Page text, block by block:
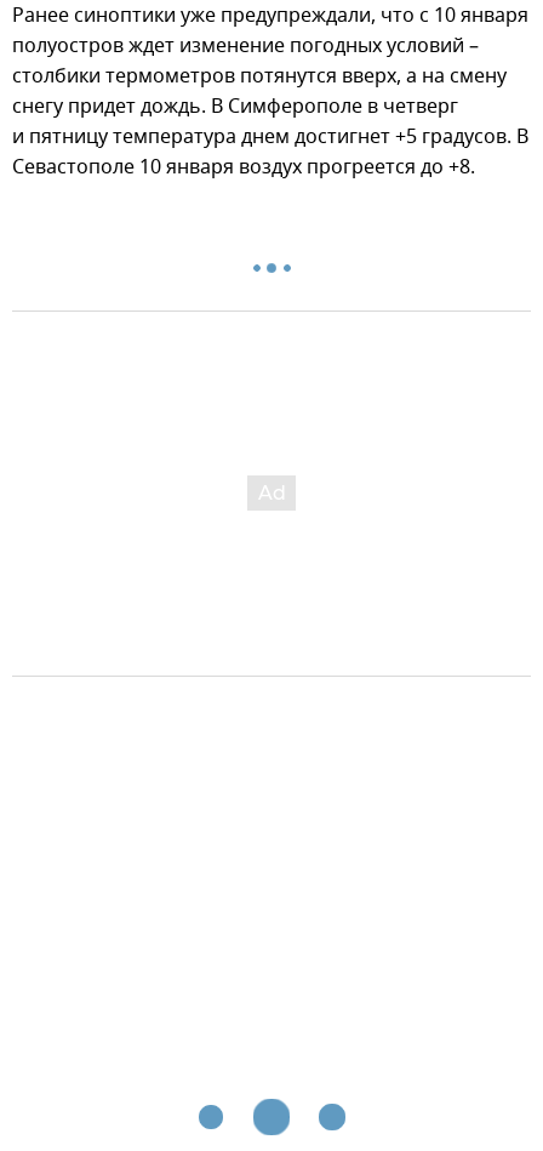
Ранее синоптики уже предупреждали, что с 10 января
полуостров ждет изменение погодных условий –
столбики термометров потянутся вверх, а на смену
снегу придет дождь. В Симферополе в четверг
и пятницу температура днем достигнет +5 градусов. В
Севастополе 10 января воздух прогреется до +8.